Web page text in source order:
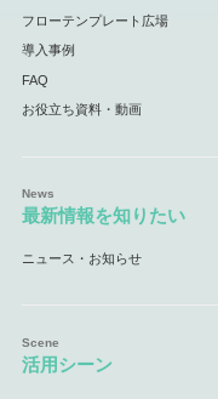
フローテンプレート広場
導入事例
FAQ
お役立ち資料・動画
最新情報を知りたい
ニュース・お知らせ
活用シーン